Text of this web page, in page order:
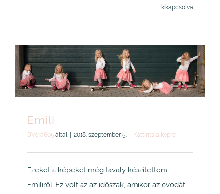
kikapcsolva
Emili
DVera605 által 2018. szeptember 5. Kattints a képre
Ezeket a képeket még tavaly készítettem
Emiliről. Ez volt az az időszak, amikor az óvodát